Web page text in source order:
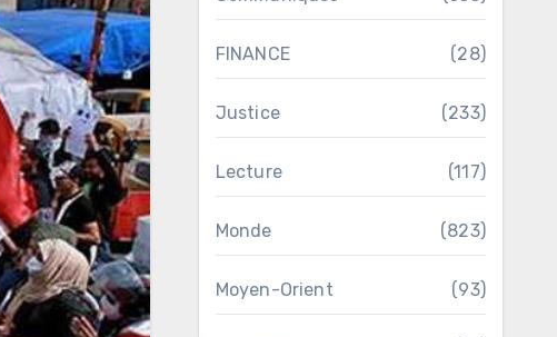
FINANCE (28)
Justice (233)
Lecture (117)
Monde (823)
Moyen-Orient (93)